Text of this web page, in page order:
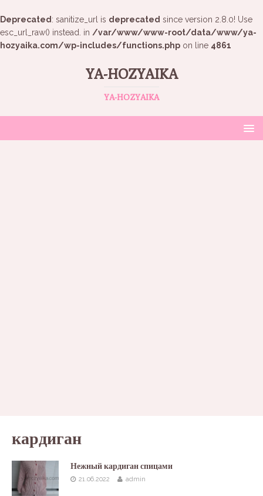
Deprecated : sanitize_url is deprecated since version 2.8.0! Use
esc_url_raw() instead. in /var/www/www-root/data/www/ya-
hozyaika.com/wp-includes/functions.php on line 4861
YA-HOZYAIKA
YA-HOZYAIKA
кардиган
Нежный кардиган спицами
21.06.2022 admin